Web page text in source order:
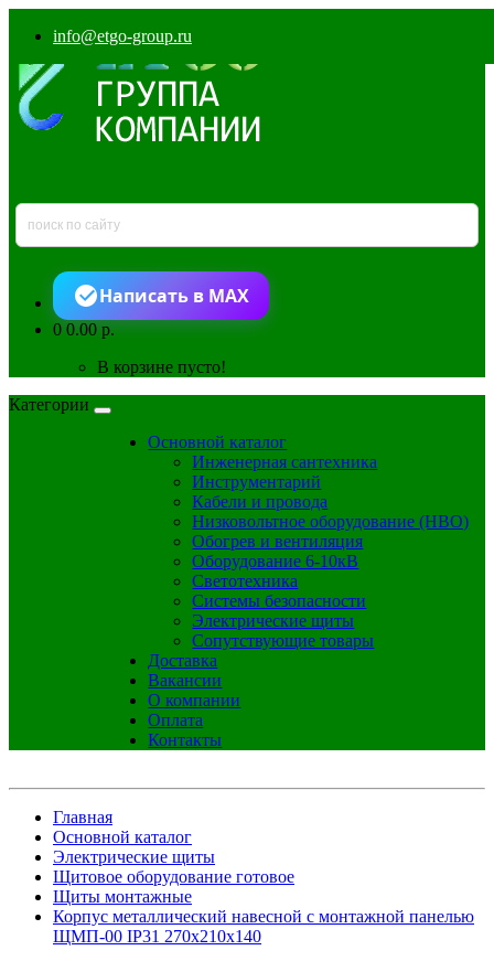
info@etgo-group.ru
Написать в MAX
00.00 р.
В корзине пусто!
Категории
Основной каталог
Инженерная сантехника
Инструментарий
Кабели и провода
Низковольтное оборудование (НВО)
Обогрев и вентиляция
Оборудование 6-10кВ
Светотехника
Системы безопасности
Электрические щиты
Сопутствующие товары
Доставка
Вакансии
О компании
Оплата
Контакты
Главная
Основной каталог
Электрические щиты
Щитовое оборудование готовое
Щиты монтажные
Корпус металлический навесной с монтажной панелью
ЩМП-00 IP31 270х210х140